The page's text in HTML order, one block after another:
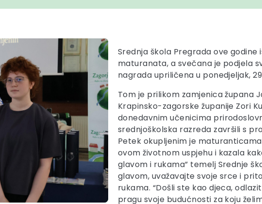
Srednja škola Pregrada ove godine
maturanata, a svečana je podjela
nagrada upriličena u ponedjeljak,
Tom je prilikom zamjenica župana
Krapinsko-zagorske županije Zori
donedavnim učenicima
srednjoškolska razreda završili s
Petek okupljenim je
ovom životnom uspjehu i kazala
glavom i rukama” temelj Srednje
glavom, uvažavajte svoje srce i
rukama. “Došli ste kao djeca,
pragu svoje budućnosti za koju